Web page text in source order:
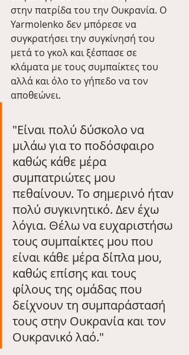
στην πατρίδα του την Ουκρανία. Ο
Yarmolenko δεν μπόρεσε να
συγκρατήσει την συγκίνησή του
μετά το γκολ και ξέσπασε σε
κλάματα με τους συμπαίκτες του
αλλά και όλο το γήπεδο να τον
αποθεώνει.
"Είναι πολύ δύσκολο να
μιλάω για το ποδόσφαιρο
καθώς κάθε μέρα
συμπατριώτες μου
πεθαίνουν. Το σημερινό ήταν
πολύ συγκινητικό. Δεν έχω
λόγια. Θέλω να ευχαριστήσω
τους συμπαίκτες μου που
είναι κάθε μέρα δίπλα μου,
καθώς επίσης και τους
φίλους της ομάδας που
δείχνουν τη συμπαράστασή
τους στην Ουκρανία και τον
Ουκρανικό λαό."